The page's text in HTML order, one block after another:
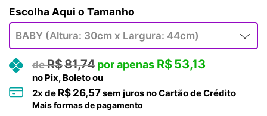
Tamanho
R$81,74 R$53,13
no Pix, Boleto ou
2x de R$ 26,57sem juros no Cartão de Crédito
Mais formas de pagamento